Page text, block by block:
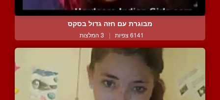
מבוגרת עם חזה גדול בסקס
6141 צפיות | 3 המלצות